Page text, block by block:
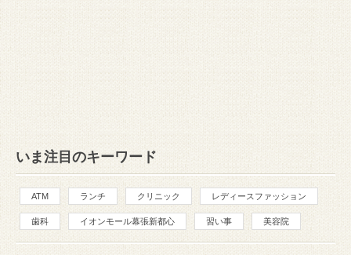
いま注目のキーワード
ATM ランチ クリニック レディースファッション
歯科 イオンモール幕張新都心 習い事 美容院